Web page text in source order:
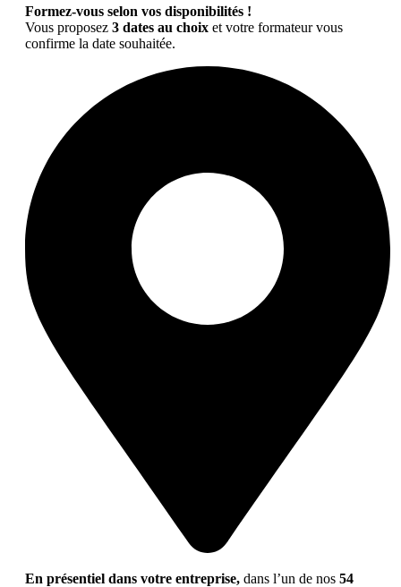
Formez-vous selon vos disponibilités !
Vous proposez 3 dates au choix et votre formateur vous
confirme la date souhaitée.
En présentiel dans votre entreprise, dans l’un de nos 54